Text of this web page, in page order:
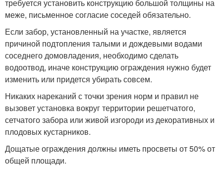
требуется установить конструкцию большой толщины на
меже, письменное согласие соседей обязательно.
Если забор, установленный на участке, является
причиной подтопления талыми и дождевыми водами
соседнего домовладения, необходимо сделать
водоотвод, иначе конструкцию ограждения нужно будет
изменить или придется убирать совсем.
Никаких нареканий с точки зрения норм и правил не
вызовет установка вокруг территории решетчатого,
сетчатого забора или живой изгороди из декоративных и
плодовых кустарников.
Дощатые ограждения должны иметь просветы от 50% от
общей площади.